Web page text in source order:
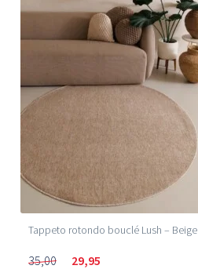
Tappeto rotondo bouclé Lush – Beige
35,00 29,95